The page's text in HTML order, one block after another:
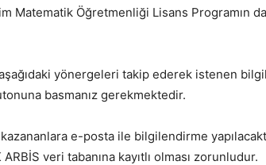
Matematik Öğretmenliği Lisans Programın
yönergeleri takip ederek istenen
basmanız gerekmektedir.
e-posta ile bilgilendirme
ARBİS veri tabanına kayıtlı olması zorunludur.